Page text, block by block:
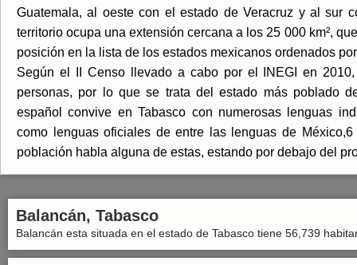
Guatemala, al oeste con el estado de Veracruz y al sur
territorio ocupa una extensión cercana a los 25 000 km²,
posición en la lista de los estados mexicanos ordenados
Según el II Censo llevado a cabo por el INEGI en
personas, por lo que se trata del estado más poblado
español convive en Tabasco con numerosas lenguas
como lenguas oficiales de entre las lenguas de
población habla alguna de estas, estando por debajo del
Balancán, Tabasco
Balancán esta situada en el estado de Tabasco tiene 56,739